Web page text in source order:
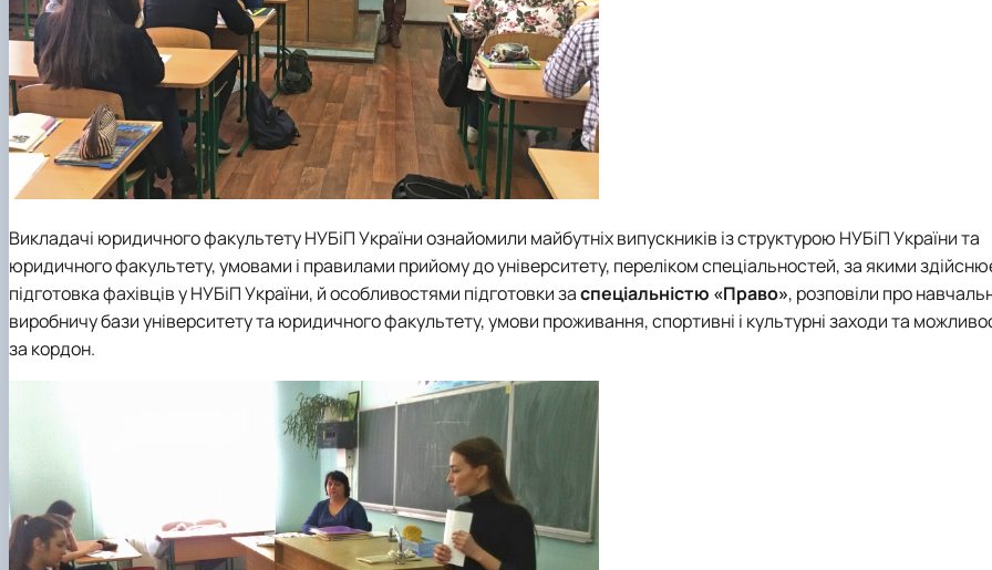
Викладачі юридичного факультету НУБіП України ознайомили майбутніх випускників із структурою НУБіП України та
юридичного факультету, умовами і правилами прийому до університету, переліком спеціальностей, за якими
підготовка фахівців у НУБіП України, й особливостями підготовки заспеціальністю «Право», розповіли про
виробничу бази університету та юридичного факультету, умови проживання, спортивні і культурні заходи та
за кордон.